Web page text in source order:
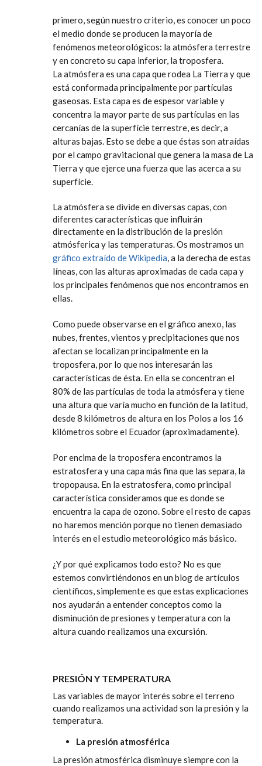
primero, según nuestro criterio, es conocer un poco
el medio donde se producen la mayoría de
fenómenos meteorológicos: la atmósfera terrestre
y en concreto su capa inferior, la troposfera.
La atmósfera es una capa que rodea La Tierra y que
está conformada principalmente por partículas
gaseosas. Esta capa es de espesor variable y
concentra la mayor parte de sus partículas en las
cercanías de la superfície terrestre, es decir, a
alturas bajas. Esto se debe a que éstas son atraídas
por el campo gravitacional que genera la masa de La
Tierra y que ejerce una fuerza que las acerca a su
superfície.
La atmósfera se divide en diversas capas, con
diferentes características que influirán
directamente en la distribución de la presión
atmósferica y las temperaturas.Os mostramos un
gráfico extraído de Wikipedia, a la derecha de estas
líneas, con las alturas aproximadas de cada capa y
los principales fenómenos que nos encontramos en
ellas.
Como puede observarse en el gráfico anexo, las
nubes, frentes, vientos y precipitaciones que nos
afectan se localizan principalmente en la
troposfera, por lo que nos interesarán las
características de ésta. En ella se concentran el
80% de las partículas de toda la atmósfera y tiene
una altura que varía mucho en función de la latitud,
desde 8 kilómetros de altura en los Polos a los 16
kilómetros sobre el Ecuador (aproximadamente).
Por encima de la troposfera encontramos la
estratosfera y una capa más fina que las separa, la
tropopausa. En la estratosfera, como principal
característica consideramos que es donde se
encuentra la capa de ozono. Sobre el resto de capas
no haremos mención porque no tienen demasiado
interés en el estudio meteorológico más básico.
¿Y por qué explicamos todo esto? No es que
estemos convirtiéndonos en un blog de artículos
científicos, simplemente es que estas explicaciones
nos ayudarán a entender conceptos como la
disminución de presiones y temperatura con la
altura cuando realizamos una excursión.
PRESIÓN Y TEMPERATURA
Las variables de mayor interés sobre el terreno
cuando realizamos una actividad son la presión y la
temperatura.
La presión atmosférica
La presión atmosférica disminuye siempre con la